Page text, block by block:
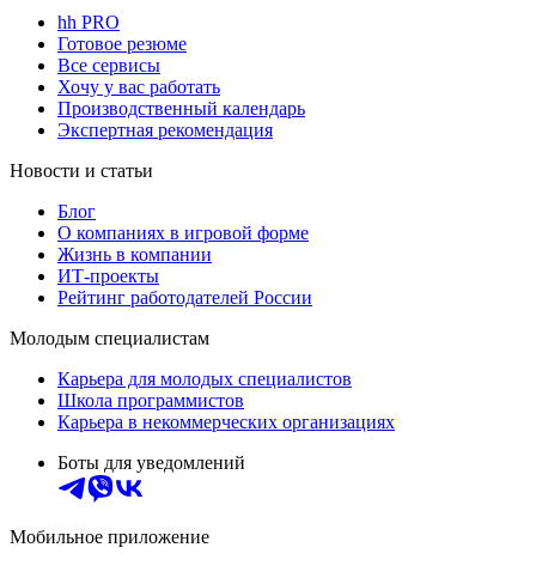
hh PRO
Готовое резюме
Все сервисы
Хочу у вас работать
Производственный календарь
Экспертная рекомендация
Новости и статьи
Блог
О компаниях в игровой форме
Жизнь в компании
ИТ-проекты
Рейтинг работодателей России
Молодым специалистам
Карьера для молодых специалистов
Школа программистов
Карьера в некоммерческих организациях
Боты для уведомлений
Мобильное приложение